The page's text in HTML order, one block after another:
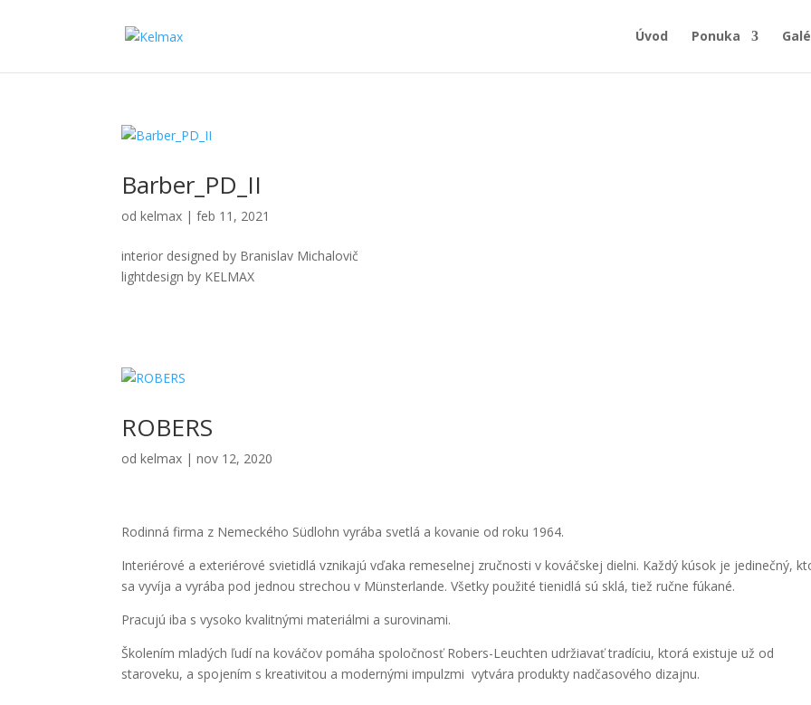
Úvod Ponuka
Barber_PD_II
odkelmax |feb 11, 2021
interior designed by Branislav Michalovič
lightdesign by KELMAX
ROBERS
odkelmax |nov 12, 2020
Rodinná firma z Nemeckého Südlohn vyrába svetlá a kovanie od roku 1964.
Interiérové a exteriérové svietidlá vznikajú vďaka remeselnej zručnosti v kováčskej dielni. Každý kúsok je jedinečný,
sa vyvíja a vyrába pod jednou strechou v Münsterlande. Všetky použité tienidlá sú sklá, tiež ručne fúkané.
Pracujú iba s vysoko kvalitnými materiálmi a surovinami.
Školením mladých ľudí na kováčov pomáha spoločnosť Robers-Leuchten udržiavať tradíciu, ktorá existuje už od
staroveku, a spojením s kreativitou a modernými impulzmi vytvára produkty nadčasového dizajnu.